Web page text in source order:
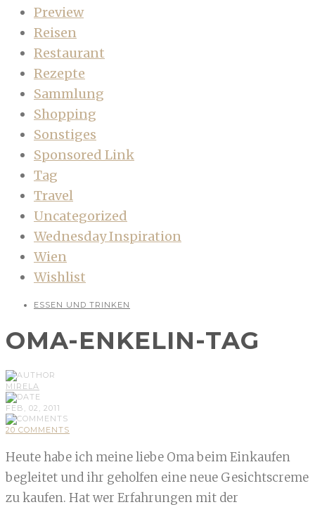
Preview
Reisen
Restaurant
Rezepte
Sammlung
Shopping
Sonstiges
Sponsored Link
Tag
Travel
Uncategorized
Wednesday Inspiration
Wien
Wishlist
ESSEN UND TRINKEN
OMA-ENKELIN-TAG
MIRELA
FEB, 02, 2011
20 COMMENTS
Heute habe ich meine liebe Oma beim Einkaufen
begleitet und ihr geholfen eine neue Gesichtscreme
zu kaufen. Hat wer Erfahrungen mit der